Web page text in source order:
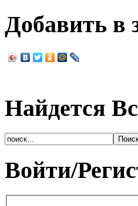
Добавить в
Найдется
Войти/